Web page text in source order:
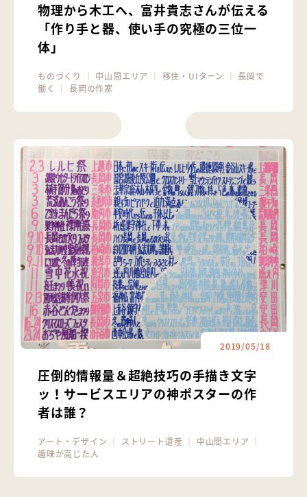
物理から木工へ、富井貴志さんが伝える
「作り手と器、使い手の究極の三位一
体」
ものづくり 中山間エリア 移住・UIターン ｜長岡で
働く
｜長岡の作家
2019/05/18
圧倒的情報量＆超絶技巧の手描き文字
ッ！サービスエリアの神ポスターの作
者は誰？
アート・デザイン ストリート遺産 中山間エリア
趣味が高じた人